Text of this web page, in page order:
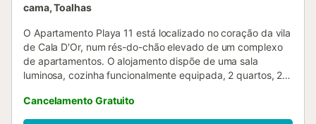
cama, Toalhas
O Apartamento Playa 11 está localizado no coração da vila
de Cala D'Or, num rés-do-chão elevado de um complexo
de apartamentos. O alojamento dispõe de uma sala
luminosa, cozinha funcionalmente equipada, 2 quartos, 2
social, acomodando até 4 pessoas. Conta ainda com Wi-
Fi, ar condicionado, smart TV, berço e cadeira alta. Uma
Cancelamento Gratuito